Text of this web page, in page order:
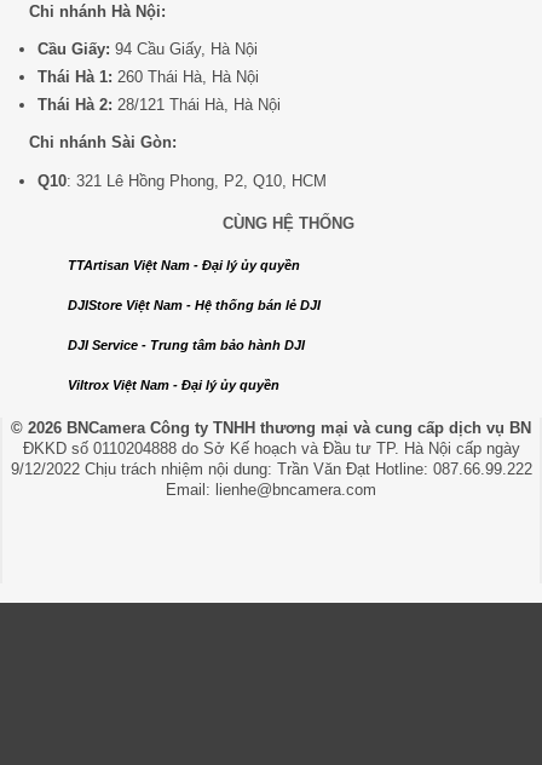
Chi nhánh Hà Nội:
Cầu Giấy: 94 Cầu Giấy, Hà Nội
Thái Hà 1: 260 Thái Hà, Hà Nội
Thái Hà 2: 28/121 Thái Hà, Hà Nội
Chi nhánh Sài Gòn:
Q10: 321 Lê Hồng Phong, P2, Q10, HCM
CÙNG HỆ THỐNG
TTArtisan Việt Nam - Đại lý ủy quyền
DJIStore Việt Nam - Hệ thống bán lẻ DJI
DJI Service - Trung tâm bảo hành DJI
Viltrox Việt Nam - Đại lý ủy quyền
© 2026 BNCamera Công ty TNHH thương mại và cung cấp dịch vụ BN
ĐKKD số 0110204888 do Sở Kế hoạch và Đầu tư TP. Hà Nội cấp ngày
9/12/2022 Chịu trách nhiệm nội dung: Trần Văn Đạt Hotline: 087.66.99.222
Email: lienhe@bncamera.com